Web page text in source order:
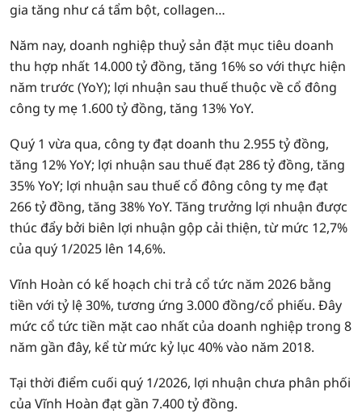
gia tăng như cá tẩm bột, collagen…
Năm nay, doanh nghiệp thuỷ sản đặt mục tiêu doanh
thu hợp nhất 14.000 tỷ đồng, tăng 16% so với thực hiện
năm trước (YoY); lợi nhuận sau thuế thuộc về cổ đông
công ty mẹ 1.600 tỷ đồng, tăng 13% YoY.
Quý 1 vừa qua, công ty đạt doanh thu 2.955 tỷ đồng,
tăng 12% YoY; lợi nhuận sau thuế đạt 286 tỷ đồng, tăng
35% YoY; lợi nhuận sau thuế cổ đông công ty mẹ đạt
266 tỷ đồng, tăng 38% YoY. Tăng trưởng lợi nhuận được
thúc đẩy bởi biên lợi nhuận gộp cải thiện, từ mức 12,7%
của quý 1/2025 lên 14,6%.
Vĩnh Hoàn có kế hoạch chi trả cổ tức năm 2026 bằng
tiền với tỷ lệ 30%, tương ứng 3.000 đồng/cổ phiếu. Đây
mức cổ tức tiền mặt cao nhất của doanh nghiệp trong 8
năm gần đây, kể từ mức kỷ lục 40% vào năm 2018.
Tại thời điểm cuối quý 1/2026, lợi nhuận chưa phân phối
của Vĩnh Hoàn đạt gần 7.400 tỷ đồng.